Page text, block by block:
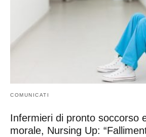
COMUNICATI
Infermieri di pronto soccorso
morale, Nursing Up: